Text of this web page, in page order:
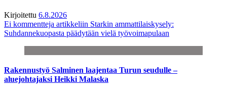
Kirjoitettu 6.8.2026
Ei kommentteja artikkeliin Starkin ammattilaiskysely:
Suhdannekuopasta päädytään vielä työvoimapulaan
Rakennustyö Salminen laajentaa Turun seudulle –
aluejohtajaksi Heikki Malaska